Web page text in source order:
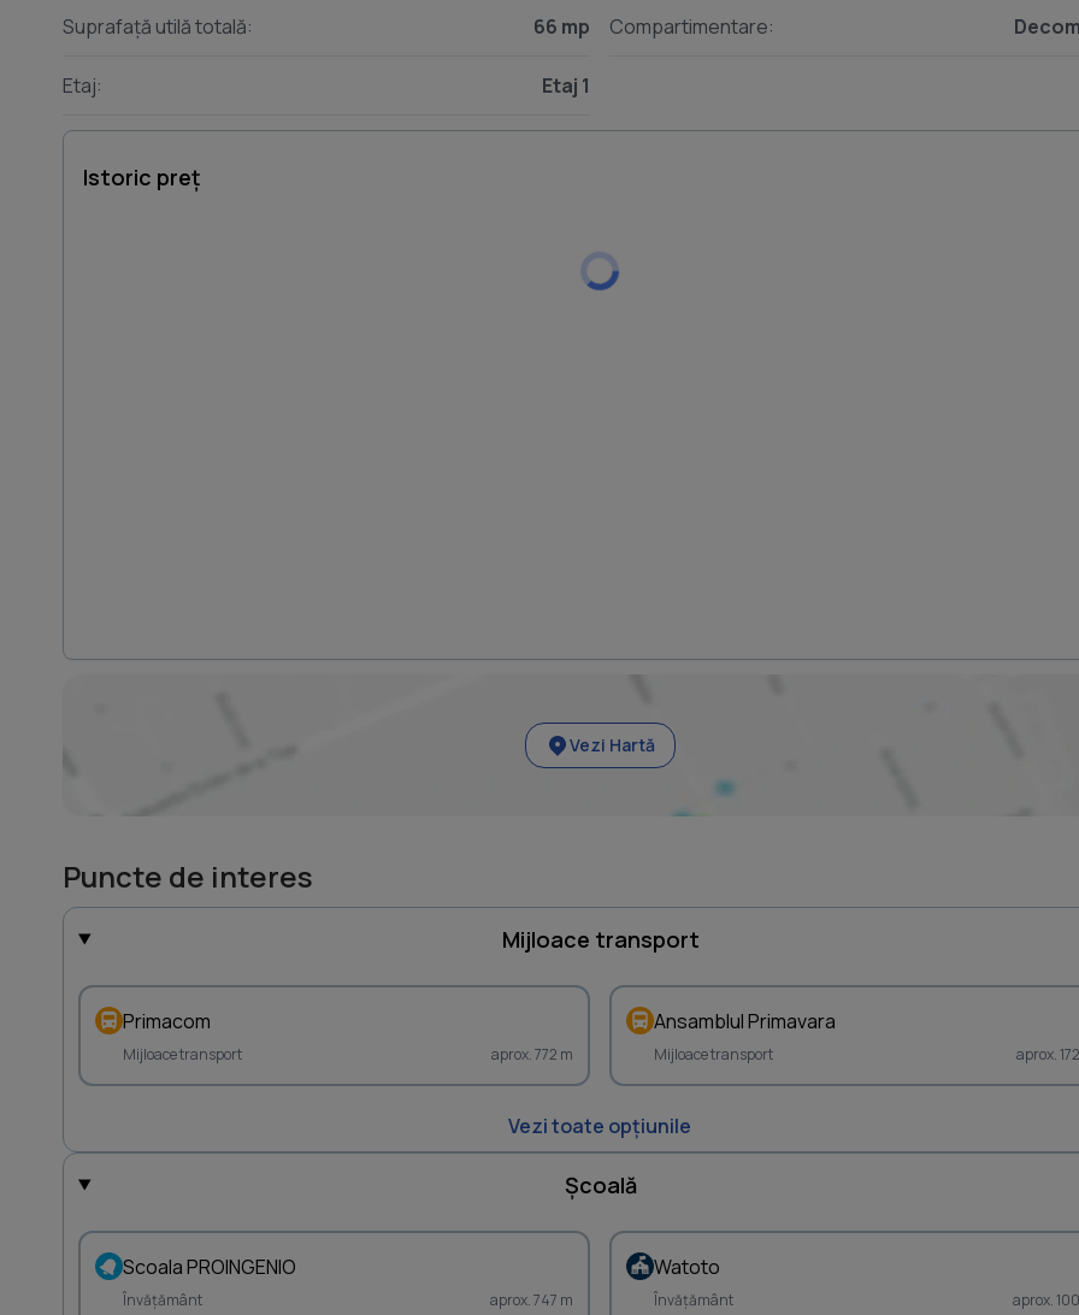
Suprafață utilă totală: 66 mp Compartimentare:
Etaj: Etaj 1
Istoric preț
Vezi Hartă
Puncte de interes
Mijloace transport
Primacom
Mijloace transport aprox. 772 m
Ansamblul Primavara
Mijloace transport aprox.
Vezi toate opțiunile
Școală
Scoala PROINGENIO
Învățământ aprox. 747 m
Watoto
Învățământ aprox.